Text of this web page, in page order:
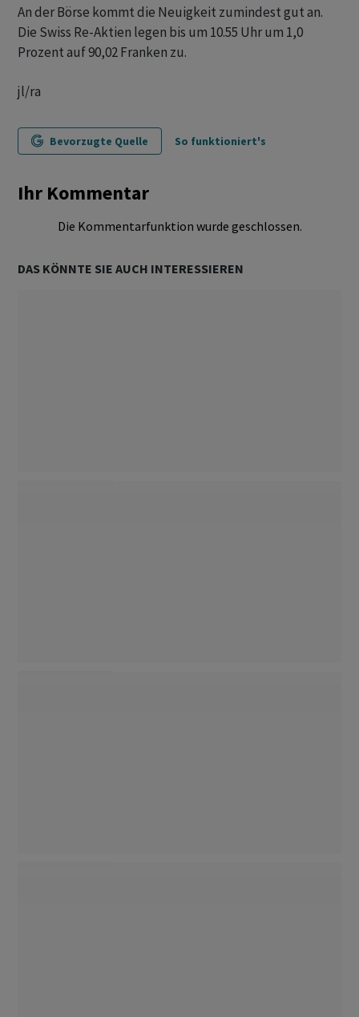
An der Börse kommt die Neuigkeit zumindest gut an.
Die Swiss Re-Aktien legen bis um 10.55 Uhr um 1,0
Prozent auf 90,02 Franken zu.
jl/ra
Bevorzugte Quelle So funktioniert's
Ihr Kommentar
Die Kommentarfunktion wurde geschlossen.
DAS KÖNNTE SIE AUCH INTERESSIEREN